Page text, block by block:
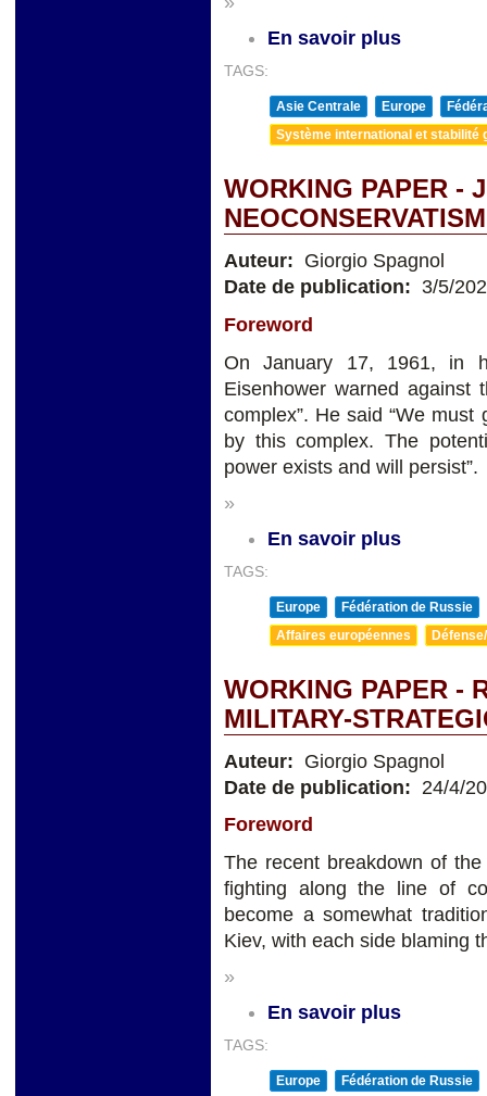
En savoir plus
TAGS:
Asie Centrale Europe
Système international et stabilité
WORKING PAPER -
NEOCONSERVATISM
Auteur: Giorgio Spagnol
Date de publication: 3/5/
Foreword
On January 17, 1961, in
Eisenhower warned against
complex”. He said “We
by this complex. The
power exists and will persist”.
»
En savoir plus
TAGS:
Europe
Fédération de Russie
Affaires européennes
WORKING PAPER -
MILITARY-
Auteur: Giorgio Spagnol
Date de publication: 24/4/
Foreword
The recent breakdown of
fighting along the line of
become a somewhat
Kiev, with each side blaming
»
En savoir plus
TAGS:
Europe
Fédération de Russie